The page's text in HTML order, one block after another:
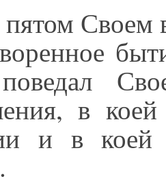
Своем
в
и в коей